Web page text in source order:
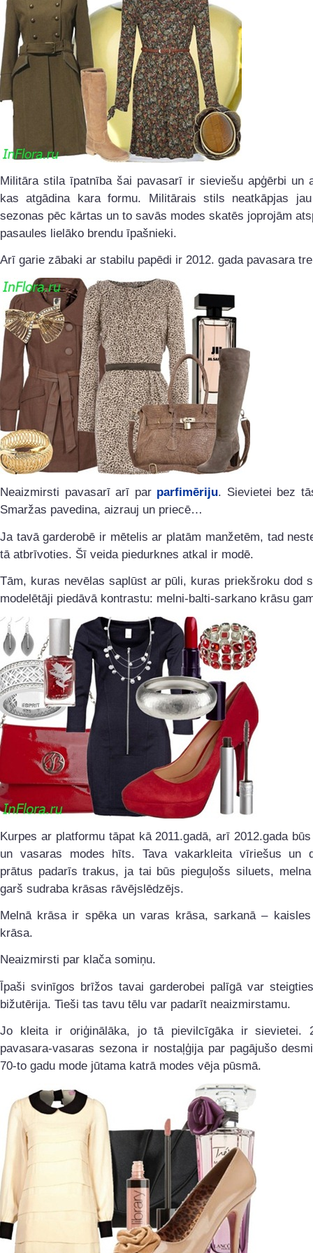
Militāra stila īpatnība šai pavasarī ir sieviešu apģērbi un
kas atgādina kara formu. Militārais stils neatkāpjas
sezonas pēc kārtas un to savās modes skatēs joprojām
pasaules lielāko brendu īpašnieki.
Arī garie zābaki ar stabilu papēdi ir 2012. gada pavasara
Neaizmirsti pavasarī arī par parfimēriju. Sievietei bez
Smaržas pavedina, aizrauj un priecē…
Ja tavā garderobē ir mētelis ar platām manžetēm, tad
tā atbrīvoties. Šī veida piedurknes atkal ir modē.
Tām, kuras nevēlas saplūst ar pūli, kuras priekšroku dod
modelētāji piedāvā kontrastu: melni-balti-sarkano krāsu
Kurpes ar platformu tāpat kā 2011.gadā, arī 2012.gada
un vasaras modes hīts. Tava vakarkleita vīriešus un
prātus padarīs trakus, ja tai būs pieguļošs siluets,
garš sudraba krāsas rāvējslēdzējs.
Melnā krāsa ir spēka un varas krāsa, sarkanā –
krāsa.
Neaizmirsti par klača somiņu.
Īpaši svinīgos brīžos tavai garderobei palīgā var
bižutērija. Tieši tas tavu tēlu var padarīt neaizmirstamu.
Jo kleita ir oriģinālāka, jo tā pievilcīgāka ir sievietei.
pavasara-vasaras sezona ir nostaļģija par pagājušo
70-to gadu mode jūtama katrā modes vēja pūsmā.